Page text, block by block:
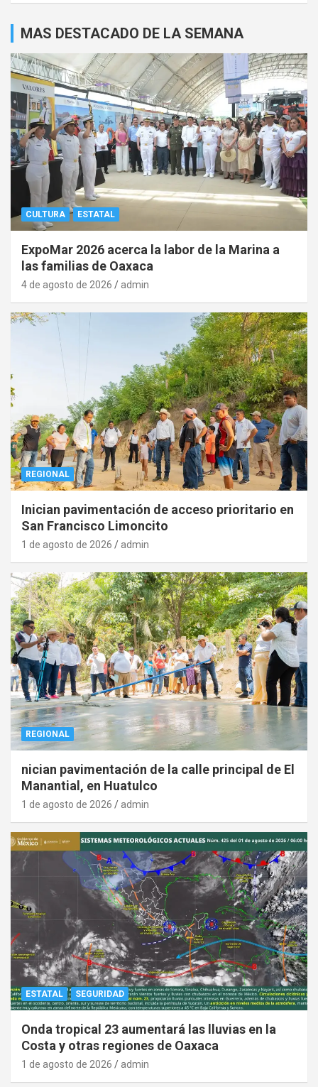
MAS DESTACADO DE LA SEMANA
CULTURA ESTATAL
ExpoMar 2026 acerca la labor de la Marina a
las familias de Oaxaca
4 de agosto de 2026 admin
REGIONAL
Inician pavimentación de acceso prioritario en
San Francisco Limoncito
1 de agosto de 2026 admin
REGIONAL
nician pavimentación de la calle principal de El
Manantial, en Huatulco
1 de agosto de 2026 admin
ESTATAL SEGURIDAD
Onda tropical 23 aumentará las lluvias en la
Costa y otras regiones de Oaxaca
1 de agosto de 2026 admin